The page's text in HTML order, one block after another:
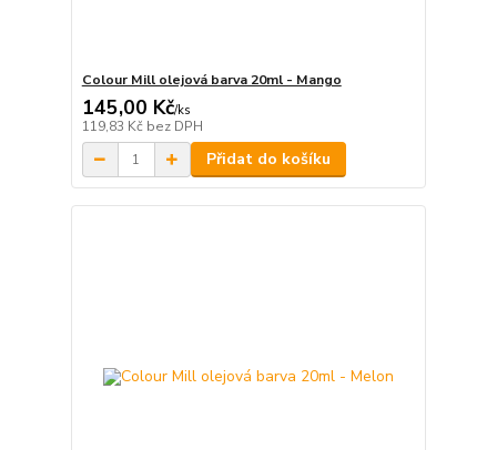
Colour Mill olejová barva 20ml - Mango
145,00 Kč/ks
119,83 Kč bez DPH
Přidat do košíku